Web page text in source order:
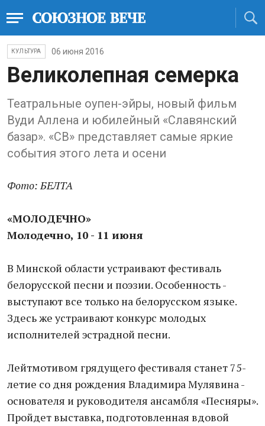
КУЛЬТУРА 06 июня 2016
Великолепная семерка
Театральные оупен-эйры, новый фильм
Вуди Аллена и юбилейный «Славянский
базар». «СВ» представляет самые яркие
события этого лета и осени
Фото: БЕЛТА
«МОЛОДЕЧНО»
Молодечно, 10 - 11 июня
В Минской области устраивают фестиваль
белорусской песни и поэзии. Особенность -
выступают все только на белорусском языке.
Здесь же устраивают конкурс молодых
исполнителей эстрадной песни.
Лейтмотивом грядущего фестиваля станет 75-
летие со дня рождения Владимира Мулявина -
основателя и руководителя ансамбля «Песняры».
Пройдет выставка, подготовленная вдовой